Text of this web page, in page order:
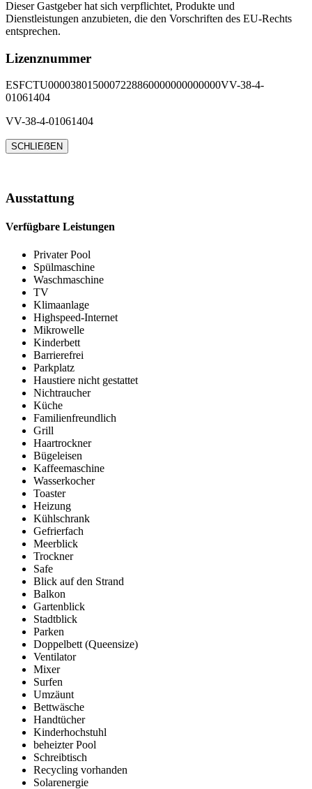
Dieser Gastgeber hat sich verpflichtet, Produkte und
Dienstleistungen anzubieten, die den Vorschriften des EU-Rechts
entsprechen.
Lizenznummer
ESFCTU0000380150007228860000000000000VV-38-4-
01061404
VV-38-4-01061404
SCHLIEẞEN
Ausstattung
Verfügbare Leistungen
Privater Pool
Spülmaschine
Waschmaschine
TV
Klimaanlage
Highspeed-Internet
Mikrowelle
Kinderbett
Barrierefrei
Parkplatz
Haustiere nicht gestattet
Nichtraucher
Küche
Familienfreundlich
Grill
Haartrockner
Bügeleisen
Kaffeemaschine
Wasserkocher
Toaster
Heizung
Kühlschrank
Gefrierfach
Meerblick
Trockner
Safe
Blick auf den Strand
Balkon
Gartenblick
Stadtblick
Parken
Doppelbett (Queensize)
Ventilator
Mixer
Surfen
Umzäunt
Bettwäsche
Handtücher
Kinderhochstuhl
beheizter Pool
Schreibtisch
Recycling vorhanden
Solarenergie